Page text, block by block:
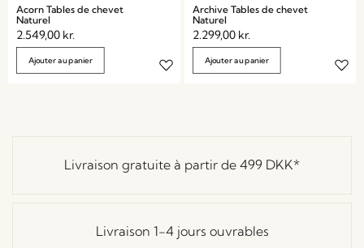
Acorn Tables de chevet
Naturel
2.549,00 kr.
Ajouter au panier
Archive Tables de chevet
Naturel
2.299,00 kr.
Ajouter au panier
Livraison gratuite à partir de 499 DKK*
Livraison 1-4 jours ouvrables